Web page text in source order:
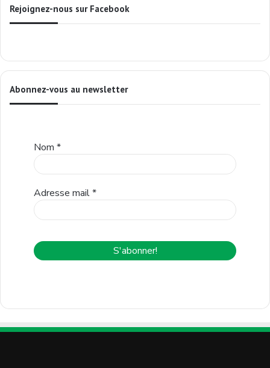
Rejoignez-nous sur Facebook
Abonnez-vous au newsletter
Nom *
Adresse mail*